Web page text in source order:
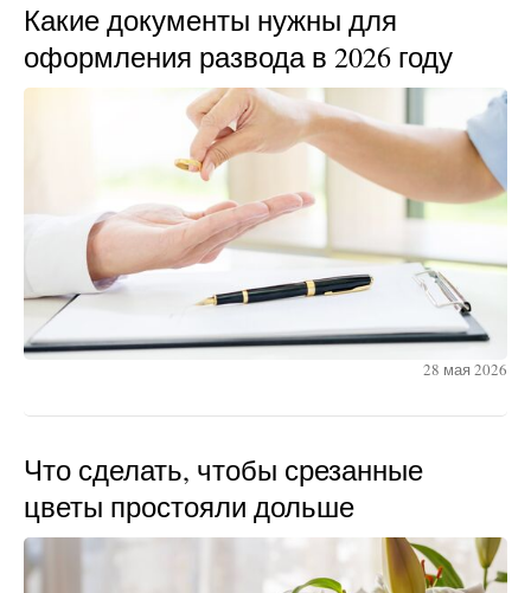
Какие документы нужны для
оформления развода в 2026 году
28 мая 2026
Что сделать, чтобы срезанные
цветы простояли дольше